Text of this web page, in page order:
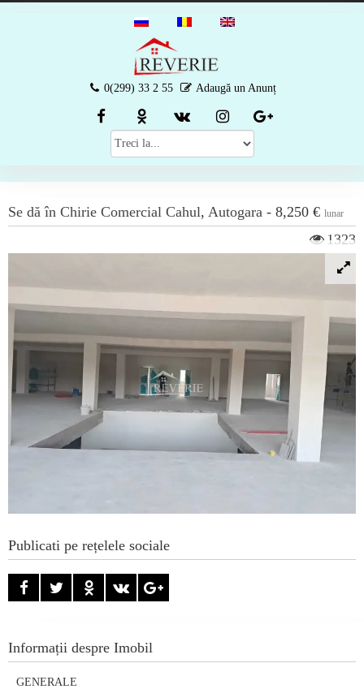
0(299) 33 2 55 Adaugă un Anunț
Se dă în Chirie Comercial Cahul, Autogara - 8,250 € lunar
1323
Publicati pe rețelele sociale
Informații despre Imobil
GENERALE